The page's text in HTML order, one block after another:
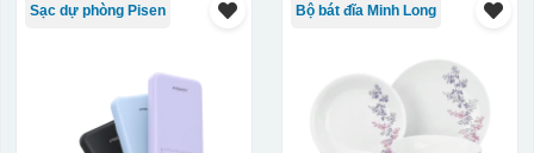
Sạc dự phòng Pisen Bộ bát đĩa Minh Long